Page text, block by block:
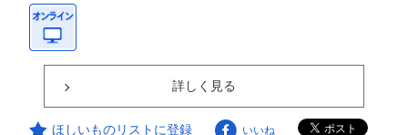
詳しく見る
ほしいものリストに登録 いいね